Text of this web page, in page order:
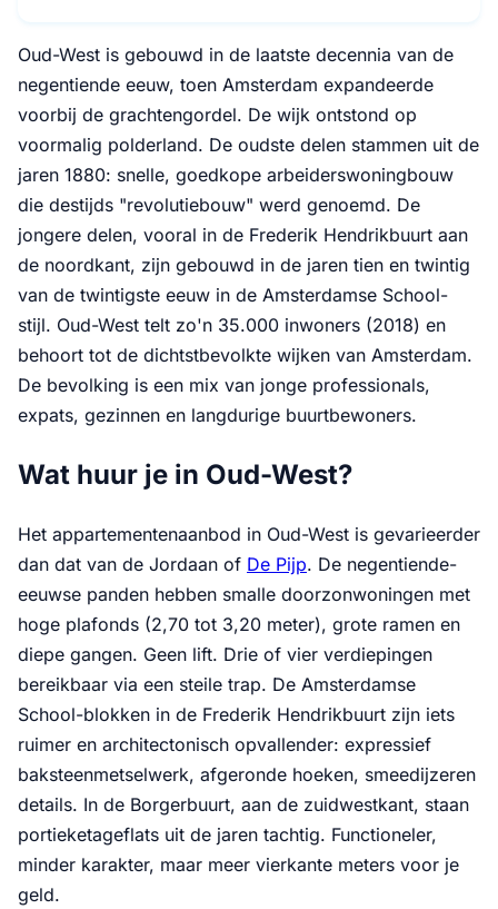
Oud-West is gebouwd in de laatste decennia van de
negentiende eeuw, toen Amsterdam expandeerde
voorbij de grachtengordel. De wijk ontstond op
voormalig polderland. De oudste delen stammen uit de
jaren 1880: snelle, goedkope arbeiderswoningbouw
die destijds "revolutiebouw" werd genoemd. De
jongere delen, vooral in de Frederik Hendrikbuurt aan
de noordkant, zijn gebouwd in de jaren tien en twintig
van de twintigste eeuw in de Amsterdamse School-
stijl. Oud-West telt zo'n 35.000 inwoners (2018) en
behoort tot de dichtstbevolkte wijken van Amsterdam.
De bevolking is een mix van jonge professionals,
expats, gezinnen en langdurige buurtbewoners.
Wat huur je in Oud-West?
Het appartementenaanbod in Oud-West is gevarieerder
dan dat van de Jordaan of De Pijp. De negentiende-
eeuwse panden hebben smalle doorzonwoningen met
hoge plafonds (2,70 tot 3,20 meter), grote ramen en
diepe gangen. Geen lift. Drie of vier verdiepingen
bereikbaar via een steile trap. De Amsterdamse
School-blokken in de Frederik Hendrikbuurt zijn iets
ruimer en architectonisch opvallender: expressief
baksteenmetselwerk, afgeronde hoeken, smeedijzeren
details. In de Borgerbuurt, aan de zuidwestkant, staan
portieketageflats uit de jaren tachtig. Functioneler,
minder karakter, maar meer vierkante meters voor je
geld.